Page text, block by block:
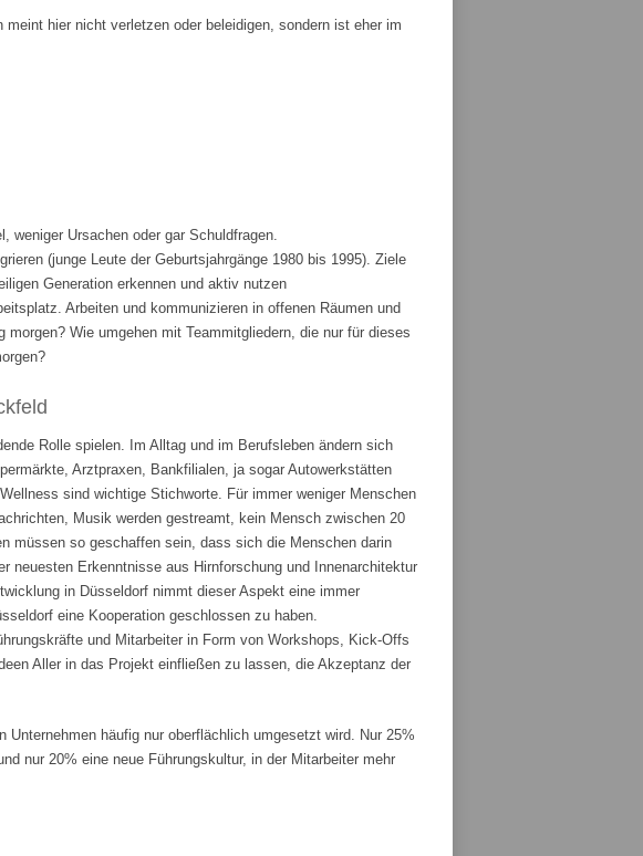
hier nicht verletzen oder beleidigen, sondern ist eher im
weniger Ursachen oder gar Schuldfragen.
(junge Leute der Geburtsjahrgänge 1980 bis 1995). Ziele
Generation erkennen und aktiv nutzen
Arbeiten und kommunizieren in offenen Räumen und
Wie umgehen mit Teammitgliedern, die nur für dieses
Rolle spielen. Im Alltag und im Berufsleben ändern sich
Arztpraxen, Bankfilialen, ja sogar Autowerkstätten
sind wichtige Stichworte. Für immer weniger Menschen
Musik werden gestreamt, kein Mensch zwischen 20
müssen so geschaffen sein, dass sich die Menschen darin
neuesten Erkenntnisse aus Hirnforschung und Innenarchitektur
in Düsseldorf nimmt dieser Aspekt eine immer
eine Kooperation geschlossen zu haben.
und Mitarbeiter in Form von Workshops, Kick-Offs
Aller in das Projekt einfließen zu lassen, die Akzeptanz der
häufig nur oberflächlich umgesetzt wird. Nur 25%
nur 20% eine neue Führungskultur, in der Mitarbeiter mehr